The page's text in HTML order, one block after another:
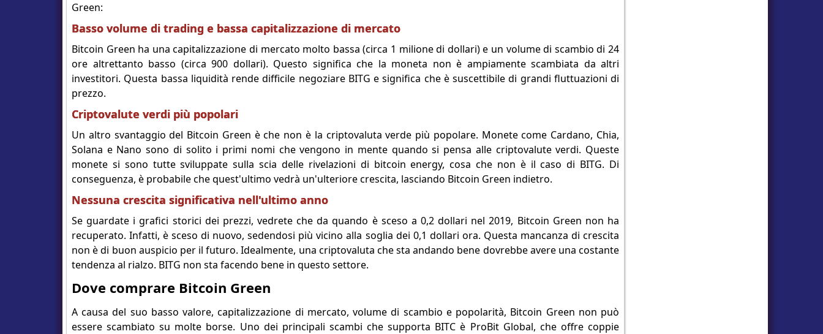
Green:
Basso volume di trading e bassa capitalizzazione di mercato
Bitcoin Green ha una capitalizzazione di mercato molto bassa (circa 1 milione di dollari) e un volume di scambio di 24
ore altrettanto basso (circa 900 dollari). Questo significa che la moneta non è ampiamente scambiata da altri
investitori. Questa bassa liquidità rende difficile negoziare BITG e significa che è suscettibile di grandi fluttuazioni di
prezzo.
Criptovalute verdi più popolari
Un altro svantaggio del Bitcoin Green è che non è la criptovaluta verde più popolare. Monete come Cardano, Chia,
Solana e Nano sono di solito i primi nomi che vengono in mente quando si pensa alle criptovalute verdi. Queste
monete si sono tutte sviluppate sulla scia delle rivelazioni di bitcoin energy, cosa che non è il caso di BITG. Di
conseguenza, è probabile che quest'ultimo vedrà un'ulteriore crescita, lasciando Bitcoin Green indietro.
Nessuna crescita significativa nell'ultimo anno
Se guardate i grafici storici dei prezzi, vedrete che da quando è sceso a 0,2 dollari nel 2019, Bitcoin Green non ha
recuperato. Infatti, è sceso di nuovo, sedendosi più vicino alla soglia dei 0,1 dollari ora. Questa mancanza di crescita
non è di buon auspicio per il futuro. Idealmente, una criptovaluta che sta andando bene dovrebbe avere una costante
tendenza al rialzo. BITG non sta facendo bene in questo settore.
Dove comprare Bitcoin Green
A causa del suo basso valore, capitalizzazione di mercato, volume di scambio e popolarità, Bitcoin Green non può
essere scambiato su molte borse. Uno dei principali scambi che supporta BITC è ProBit Global, che offre coppie